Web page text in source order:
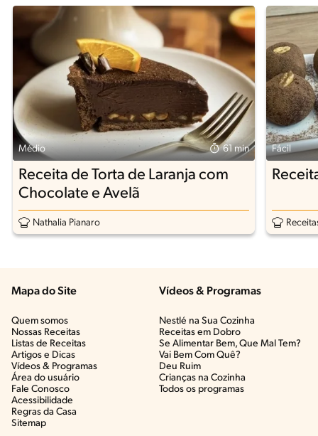
Médio 61 min
Receita de Torta de Laranja com
Chocolate e Avelã
Nathalia Pianaro
Fácil
Mapa do Site
Quem somos
Nossas Receitas
Listas de Receitas​
Artigos e Dicas​
Vídeos & Programas​
Área do usuário
Fale Conosco
Acessibilidade
Regras da Casa
Sitemap
Vídeos & Programas​
Nestlé na Sua Cozinha
Receitas em Dobro
Se Alimentar Bem, Que Mal Tem?​
Vai Bem Com Quê?​
Deu Ruim​
Crianças na Cozinha​
Todos os programas